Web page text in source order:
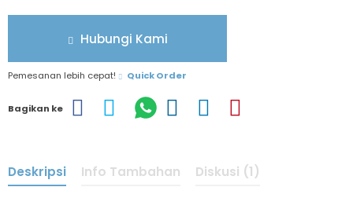
Hubungi Kami
Pemesanan lebih cepat! Quick Order
Bagikan ke
Deskripsi Info Tambahan Diskusi (1)